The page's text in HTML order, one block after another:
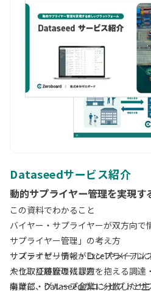
Dataseedサービス紹介
動的サプライヤー管理を実現
この資料でわかること
バイヤー・サプライヤーが双方向で
サプライヤー管理」の考え方
サステナビリティ・コンプライアン
やり取り履歴の残し方
事業部・グループ企業に分散したサ
サプライヤー情報がExcelやメール
人化、証跡管理に課題を抱える調達
向けに、Dataseedのコンセプトと